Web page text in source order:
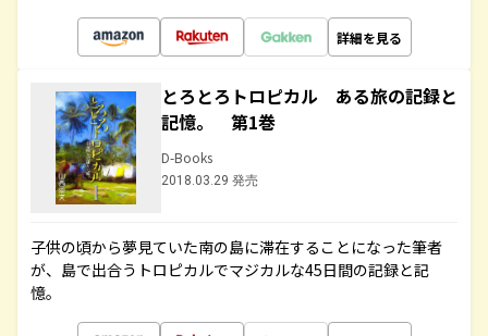
詳細を見る
とろとろトロピカル ある旅の記録と
記憶。 第1巻
D-Books
2018.03.29 発売
子供の頃から夢見ていた南の島に滞在することになった筆者
が、島で出合うトロピカルでマジカルな45日間の記録と記
憶。